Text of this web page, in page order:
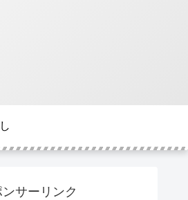
ンサーリンク